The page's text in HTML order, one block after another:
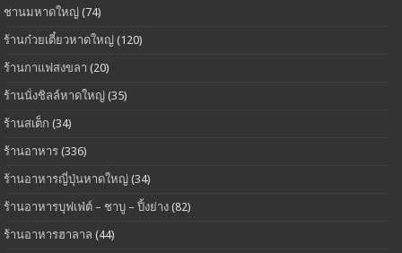
ชานมหาดใหญ่ (74)
ร้านก๋วยเตี๋ยวหาดใหญ่ (120)
ร้านกาแฟสงขลา (20)
ร้านนั่งชิลล์หาดใหญ่ (35)
ร้านสเต็ก (34)
ร้านอาหาร (336)
ร้านอาหารญี่ปุ่นหาดใหญ่ (34)
ร้านอาหารบุฟเฟ่ต์ – ชาบู – ปิ้งย่าง (82)
ร้านอาหารฮาลาล (44)